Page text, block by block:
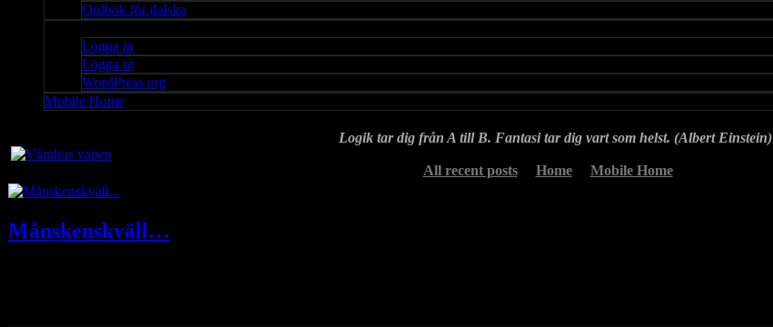
Ordbok för dalska
Logga in
Logga ut
WordPress org
Mobile Home
Logik tar dig från A till B. Fantasi tar dig vart som helst. (Albert Einstein)
All recent posts Home Mobile Home
Månskenskväll…